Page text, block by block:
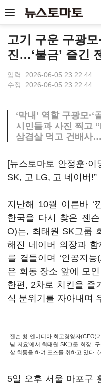
고기 구운 구광모
진…‘불금’ 즐긴
입력: 2026-06-05 23:22:44
수정: 2026-06-05 23:22:44
‘막내’ 역할 구광모·‘
시민들과 사진 찍고
삼겹살 먹고 건배사…
[뉴스토마토 안정훈·
SK, 고 LG, 고 네이버!”
지난해 10월 이른바 ‘
한국을 다시 찾은 젠
O)는, 최태원 SK그룹
해진 네이버 의장과
를 곁들이며 ‘인공지
은 회동 장소 앞에 모
한편, 2차로 치킨을 즐
식 분위기를 자아내며
젠슨 황 엔비디아 최고경영자(CEO)
님 저요’에서 최태원 SK그룹 회장,
살 회동을 하며 포즈를 취하고 있다. (
5일 오후 서울 마포구